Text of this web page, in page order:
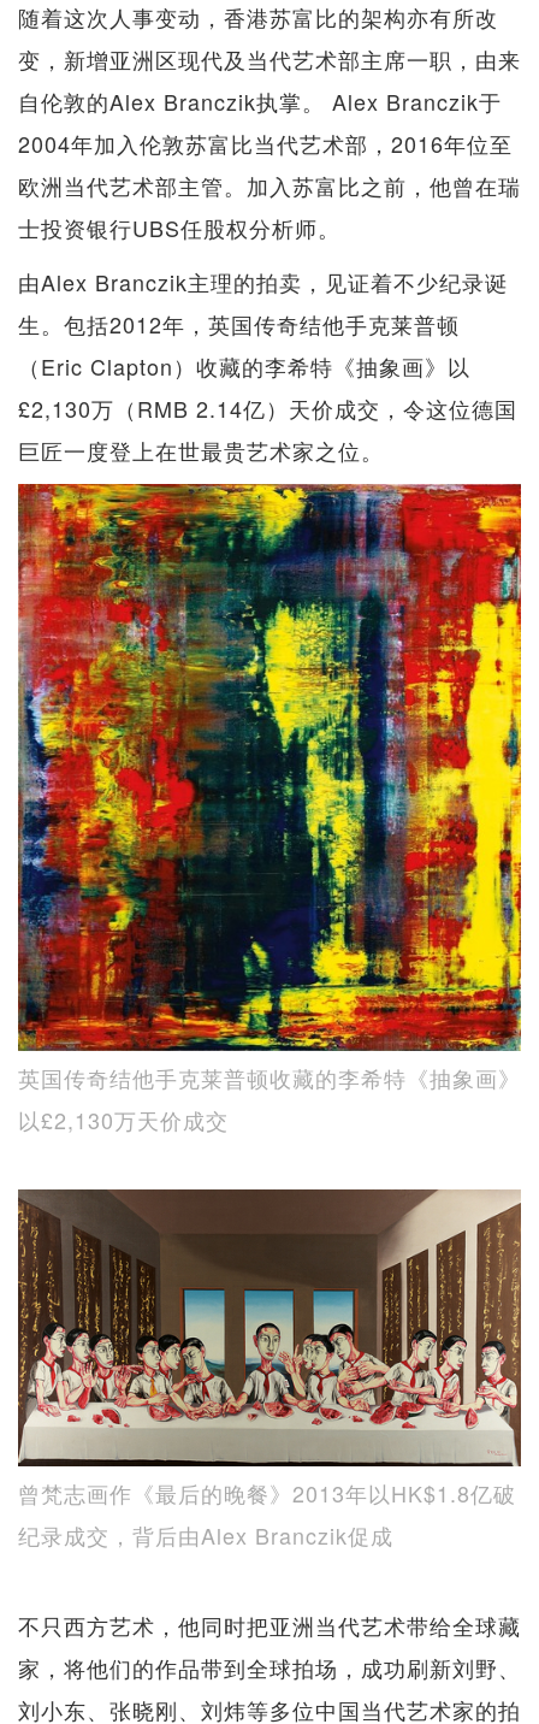
随着这次人事变动，香港苏富比的架构亦有所改
变，新增亚洲区现代及当代艺术部主席一职，由来
自伦敦的Alex Branczik执掌。 Alex Branczik于
2004年加入伦敦苏富比当代艺术部，2016年位至
欧洲当代艺术部主管。加入苏富比之前，他曾在瑞
士投资银行UBS任股权分析师。
由Alex Branczik主理的拍卖，见证着不少纪录诞
生。包括2012年，英国传奇结他手克莱普顿
（Eric Clapton）收藏的李希特《抽象画》以
£2,130万（RMB 2.14亿）天价成交，令这位德国
巨匠一度登上在世最贵艺术家之位。
英国传奇结他手克莱普顿收藏的李希特《抽象画》
以£2,130万天价成交
曾梵​​志画作《最后的晚餐》2013年以HK$1.8亿破
纪录成交，背后由Alex Branczik促成
不只西方艺术，他同时把亚洲当代艺术带给全球藏
家，将他们的作品带到全球拍场，成功刷新刘野、
刘小东、张晓刚、刘炜等多位中国当代艺术家的拍